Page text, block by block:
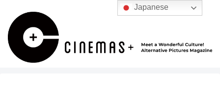
Japanese